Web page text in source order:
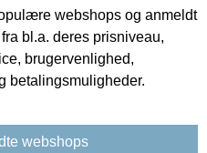
webshops og anmeldt
bl.a. deres prisniveau,
brugervenlighed,
betalingsmuligheder.
webshops